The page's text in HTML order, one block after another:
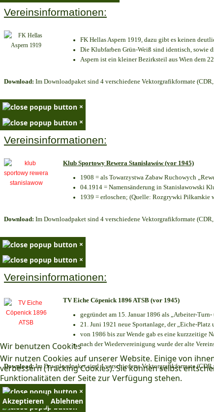
Wir benutzen Cookies
Wir nutzen Cookies auf unserer Website. Einige von
verbessern (Tracking Cookies). Sie können selbst
Funktionalitäten der Seite zur Verfügung stehen.
Akzeptieren Ablehnen
Vereinsinformationen:
FK Hellas Aspern 1919, dazu gibt es keinen
Die Klubfarben Grün-Weiß sind identisch, sowie
Aspern ist ein kleiner Bezirksteil aus Wien dem
Download: Im Downloadpaket sind 4 verschiedene Vektorgrafikformate
×
×
Vereinsinformationen:
Klub Sportowy Rewera Stanisławów (vor 1945)
1908 = als Towarzystwa Zabaw Ruchowych
04.1914 = Namensänderung in Stanisławowski
1939 = erloschen; (Quelle: Rozgrywki
Download: Im Downloadpaket sind 4 verschiedene Vektorgrafikformate
×
×
Vereinsinformationen:
TV Eiche Cöpenick 1896 ATSB (vor 1945)
gegründet am 15. Januar 1896 als „Arbeiter-
21. Juni 1921 neue Sportanlage, der „Eiche-
von 1986 bis zur Wende gab es eine kurzzeitige
nach der Wiedervereinigung wurde der alte
Download:Im Downloadpaket sind 4 verschiedene Vektorgrafikformate
×
×